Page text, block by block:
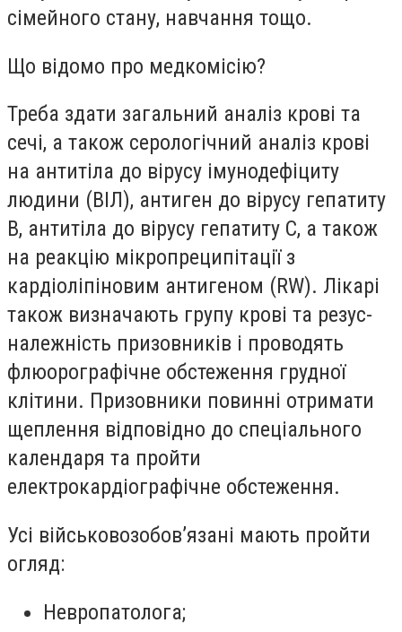
сімейного стану, навчання тощо.
Що відомо про медкомісію?
Треба здати загальний аналіз крові та
сечі, а також серологічний аналіз крові
на антитіла до вірусу імунодефіциту
людини (ВІЛ), антиген до вірусу гепатиту
В, антитіла до вірусу гепатиту С, а також
на реакцію мікропреципітації з
кардіоліпіновим антигеном (RW). Лікарі
також визначають групу крові та резус-
належність призовників і проводять
флюорографічне обстеження грудної
клітини. Призовники повинні отримати
щеплення відповідно до спеціального
календаря та пройти
електрокардіографічне обстеження.
Усі військовозобов’язані мають пройти
огляд:
Невропатолога;